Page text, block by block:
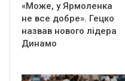
«Може, у Ярмоленка
не все добре». Гецко
назвав нового лідера
Динамо